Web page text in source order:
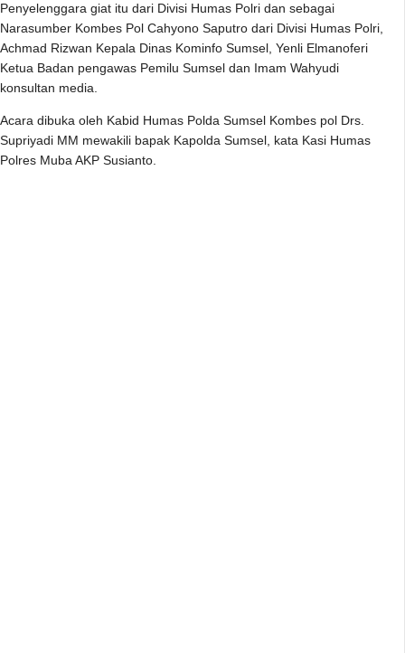
Penyelenggara giat itu dari Divisi Humas Polri dan sebagai
Narasumber Kombes Pol Cahyono Saputro dari Divisi Humas Polri,
Achmad Rizwan Kepala Dinas Kominfo Sumsel, Yenli Elmanoferi
Ketua Badan pengawas Pemilu Sumsel dan Imam Wahyudi
konsultan media.
Acara dibuka oleh Kabid Humas Polda Sumsel Kombes pol Drs.
Supriyadi MM mewakili bapak Kapolda Sumsel, kata Kasi Humas
Polres Muba AKP Susianto.